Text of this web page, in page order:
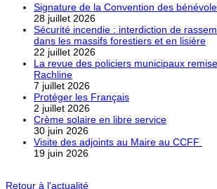
Signature de la Convention des
28 juillet 2026
Sécurité incendie : interdiction de
dans les massifs forestiers et en lisière
22 juillet 2026
La revue des policiers municipaux
Rachline
7 juillet 2026
Protéger les Français
2 juillet 2026
Crème solaire en libre service
30 juin 2026
Visite des adjoints au Maire au CCFF
19 juin 2026
Retour à l'actualité